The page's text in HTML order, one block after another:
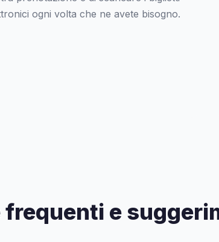
ogni volta che ne avete bisogno.
frequenti e